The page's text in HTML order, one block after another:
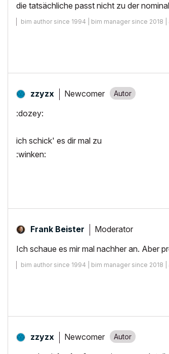
die tatsächliche passt nicht zu der
bim author since 1994 | bim manager since 2018
zzyzx Newcomer
:dozey:
ich schick' es dir mal zu
:winken:
Frank Beister Moderator
Ich schaue es mir mal nachher an. Aber
bim author since 1994 | bim manager since 2018
zzyzx Newcomer